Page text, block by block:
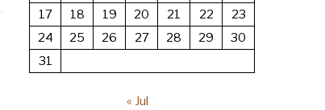
17
18 19 20 21 22
23
24
25 26 27 28 29
30
31
« Jul